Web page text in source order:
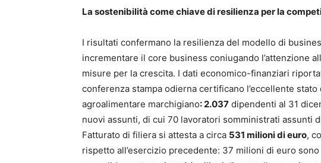
La sostenibilità come chiave di resilienza per la
I risultati confermano la resilienza del modello di
incrementare il core business coniugando l’attenzione
misure per la crescita. I dati economico-finanziari
conferenza stampa odierna certificano l’eccellente
agroalimentare marchigiano: 2.037 dipendenti al 31
nuovi assunti, di cui 70 lavoratori somministrati assunti
Fatturato di filiera si attesta a circa 531 milioni di euro,
rispetto all’esercizio precedente: 37 milioni di euro